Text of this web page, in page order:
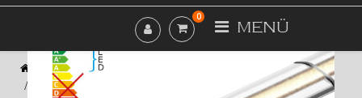
MENÜ
0
Kezdőlap
Dometic LED Strip, 3 m